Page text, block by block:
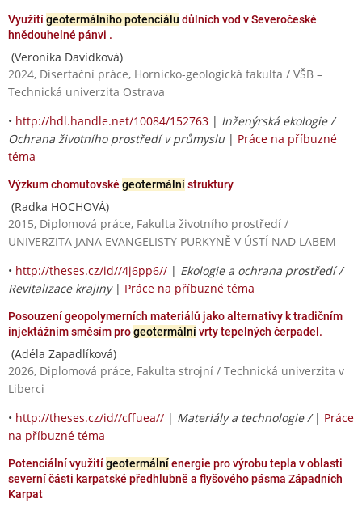
Využitígeotermálního potenciálu důlních vod v Severočeské
hnědouhelné pánvi .
(Veronika Davídková)
2024, Disertační práce, Hornicko-geologická fakulta / VŠB –
Technická univerzita Ostrava
• http://hdl.handle.net/10084/152763 | Inženýrská ekologie /
Ochrana životního prostředí v průmyslu | Práce na příbuzné
téma
Výzkum chomutovské geotermálnístruktury
(Radka HOCHOVÁ)
2015, Diplomová práce, Fakulta životního prostředí /
UNIVERZITA JANA EVANGELISTY PURKYNĚ V ÚSTÍ NAD LABEM
• http://theses.cz/id//4j6pp6// | Ekologie a ochrana prostředí /
Revitalizace krajiny| Práce na příbuzné téma
Posouzení geopolymerních materiálů jako alternativy k tradičním
injektážním směsím progeotermálnívrty tepelných čerpadel.
(Adéla Zapadlíková)
2026, Diplomová práce, Fakulta strojní / Technická univerzita v
Liberci
• http://theses.cz/id//cffuea// | Materiály a technologie / | Práce
na příbuzné téma
Potenciální využitígeotermálníenergie pro výrobu tepla v oblasti
severní části karpatské předhlubně a flyšového pásma Západních
Karpat